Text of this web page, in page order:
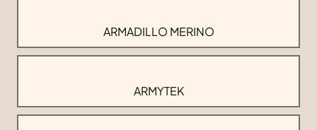
ARMADILLO MERINO
ARMYTEK